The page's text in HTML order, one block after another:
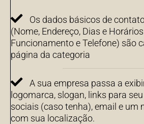
Os dados básicos de
(Nome, Endereço, Dias e
Funcionamento e Telefone) são
página da categoria
A sua empresa passa a
logomarca, slogan, links para
sociais (caso tenha), email e um
com sua localização.